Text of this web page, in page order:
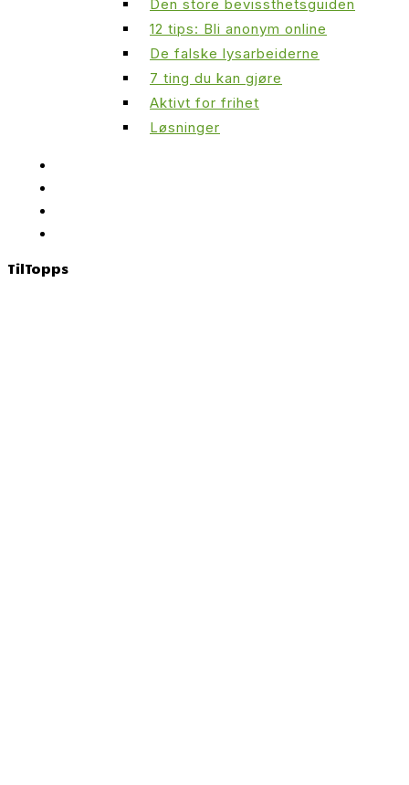
Den store bevissthetsguiden
12 tips: Bli anonym online
De falske lysarbeiderne
7 ting du kan gjøre
Aktivt for frihet
Løsninger
TilTopps